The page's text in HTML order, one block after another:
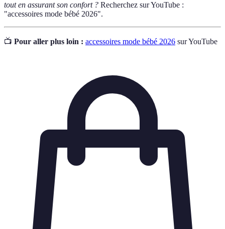
tout en assurant son confort ? Recherchez sur YouTube :
"accessoires mode bébé 2026".
📺 Pour aller plus loin : accessoires mode bébé 2026 sur YouTube